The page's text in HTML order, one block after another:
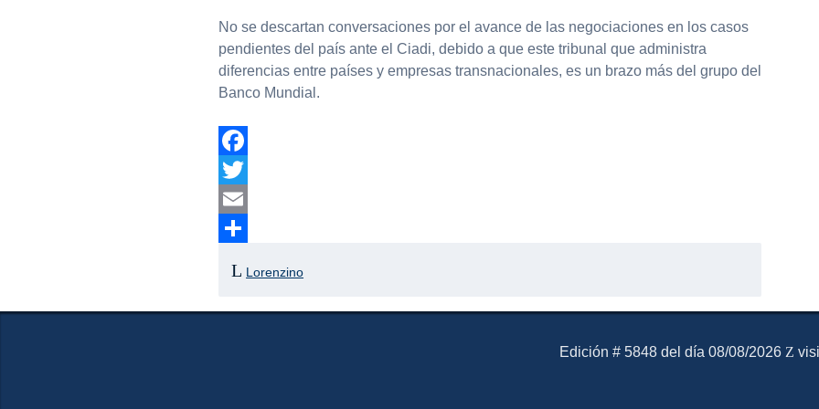
No se descartan conversaciones por el avance de las negociaciones en los casos
pendientes del país ante el Ciadi, debido a que este tribunal que administra
diferencias entre países y empresas transnacionales, es un brazo más del grupo del
Banco Mundial.
Facebook
Twitter
Email
Lorenzino
El Mensajero Diario
Edición # 5848 del día 08/08/2026